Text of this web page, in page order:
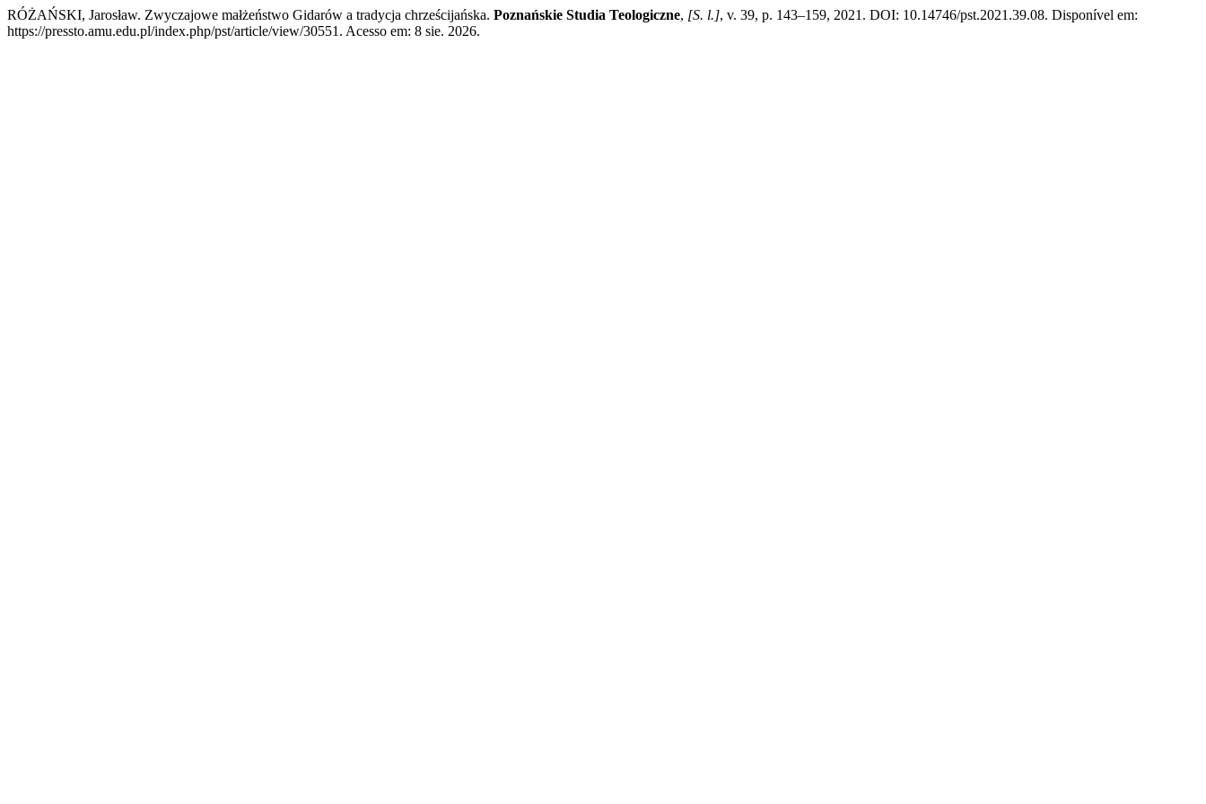
RÓŻAŃSKI, Jarosław. Zwyczajowe małżeństwo Gidarów a tradycja chrześcijańska. Poznańskie Studia Teologiczne, [S. l.], v. 39, p. 143–159, 2021. DOI: 10.14746/pst.2021.39.08. Disponível em:
https://pressto.amu.edu.pl/index.php/pst/article/view/30551. Acesso em: 8 sie. 2026.